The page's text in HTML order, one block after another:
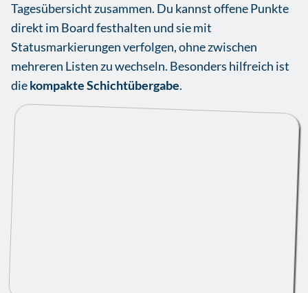
Tagesübersicht zusammen. Du kannst offene Punkte
direkt im Board festhalten und sie mit
Statusmarkierungen verfolgen, ohne zwischen
mehreren Listen zu wechseln. Besonders hilfreich ist
diekompakte Schichtübergabe.